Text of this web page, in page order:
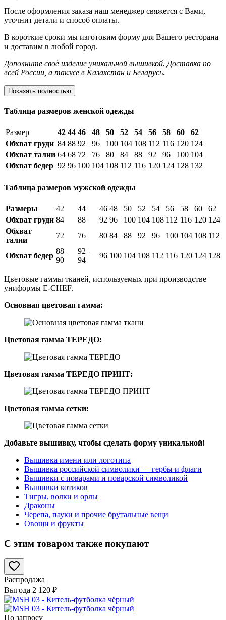
После оформления заказа наш менеджер свяжется с Вами,
уточнит детали и способ оплаты.
В короткие сроки мы изготовим форму для Вашего ресторана
и доставим в любой город.
Дополните своё изделие уникальной вышивкой. Доставка по
всей России, а также в Казахстан и Беларусь.
Показать полностью
Таблица размеров женской одежды
Размер 42 44 46 48 50 52 54 56 58 60
62
Обхват груди 84 88 92 96 100 104 108 112 116 120 124
Обхват талии 64 68 72 76 80 84 88 92 96 100 104
Обхват бедер 92 96 100 104 108 112 116 120 124 128 132
Таблица размеров мужской одежды
Размеры 42 44 46 48 50 52 54 56 58 60
62
Обхват груди 84 88 92 96 100 104 108 112 116 120 124
Обхват
талии
72 76 80 84 88 92 96 100 104 108 112
Обхват бедер
88–
90
92–
94
96 100 104 108 112 116 120 124 128
Цветовые гаммы тканей, используемых при производстве
униформы E-CHEF.
Основная цветовая гамма:
Цветовая гамма ТЕРЕДО:
Цветовая гамма ТЕРЕДО ПРИНТ:
Цветовая гамма сетки:
Добавьте вышивку, чтобы сделать форму уникальной!
Вышивка имени или логотипа
Вышивка российской символики — гербы и флаги
Вышивки с поварами и поварской символикой
Вышивки котиков
Тигры, волки и орлы
Драконы
Черепа, пауки и прочие брутальные вещи
Овощи и фрукты
С этим товаром также покупают
Распродажа
Выгода 2 120 ₽
По запросу